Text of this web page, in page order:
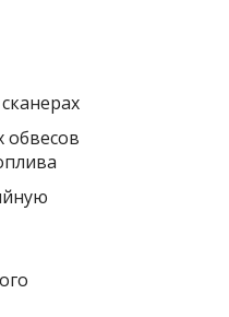
обвесов